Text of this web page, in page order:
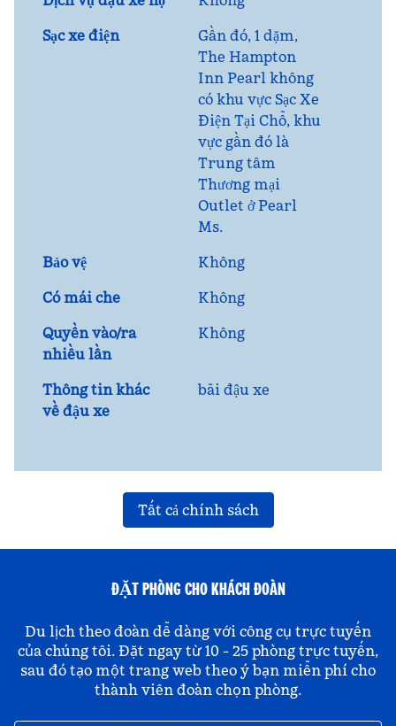
Sạc xe điện
Gần đó, 1 dặm,
The Hampton
Inn Pearl không
có khu vực Sạc Xe
Điện Tại Chỗ, khu
vực gần đó là
Trung tâm
Thương mại
Outlet ở Pearl
Ms.
Bảo vệ
Không
Có mái che
Không
Quyền vào/ra
nhiều lần
Không
Thông tin khác
về đậu xe
bãi đậu xe
Tất cả chính sách
ĐẶT PHÒNG CHO KHÁCH ĐOÀN
Du lịch theo đoàn dễ dàng với công cụ trực tuyến
của chúng tôi. Đặt ngay từ 10 - 25 phòng trực tuyến,
sau đó tạo một trang web theo ý bạn miễn phí cho
thành viên đoàn chọn phòng.